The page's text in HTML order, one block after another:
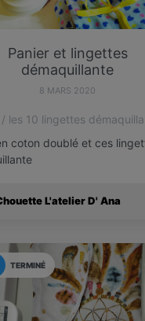
Panier et lingettes
démaquillante
8 MARS 2020
/ les 10 lingettes
coton doublé et ces
L'atelier D' Ana
TERMINÉ